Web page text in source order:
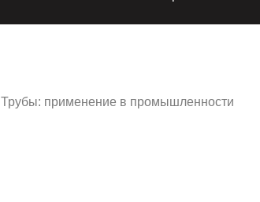
Трубы: применение в промышленности